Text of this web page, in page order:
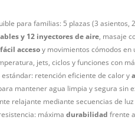
para familias: 5 plazas (3 asientos,
y 12 inyectores de aire, masaje
fácil accesoy movimientos cómodos en
jets, ciclos y funciones con
estándar: retención eficiente de calor y
mantener agua limpia y segura sin
relajante mediante secuencias de
máxima durabilidad frente